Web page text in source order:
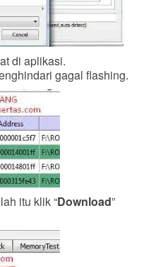
di aplikasi.
gagal flashing.
itu klik “Download”